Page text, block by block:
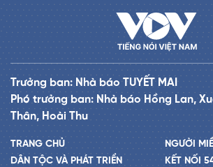
Trưởng ban: Nhà báo TUYẾT MAI
Phó trưởng ban: Nhà báo Hồng Lan,
Thân, Hoài Thu
TRANG CHỦ
DÂN TỘC VÀ PHÁT TRIỂN
NGƯỜI
KẾT NỐI